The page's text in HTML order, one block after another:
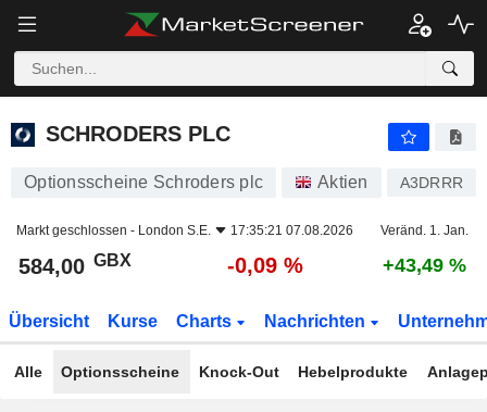
SCHRODERS PLC
SCHRODERS PLC
Optionsscheine Schroders plc Aktien A3DRRR
Markt geschlossen - London S.E. 17:35:21 07.08.2026 Veränd. 1. Jan.
584,00 GBX -0,09 % +43,49 %
Übersicht Kurse Charts Nachrichten
Alle Optionsscheine Knock-Out Hebelprodukte